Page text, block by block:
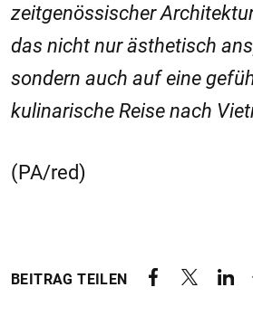
zeitgenössischer
das nicht nur ästhetisch
sondern auch auf eine
kulinarische Reise nach
(PA/red)
BEITRAG TEILEN